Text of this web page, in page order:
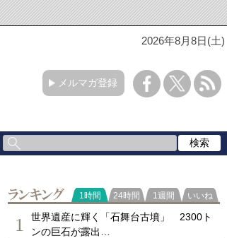
2026年8月8日(土)
メルマガ登録
ランキング
1時間 24時間 1週間 いいね
1
世界遺産に輝く「石舞台古墳」 2300ト
ンの巨石が露出…